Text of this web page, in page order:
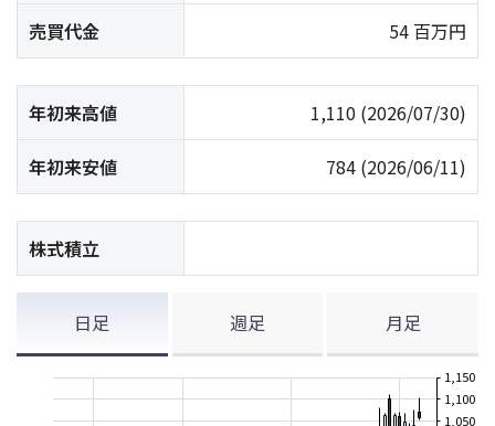
売買代金 54 百万円
年初来高値 1,110 (2026/07/30)
年初来安値 784 (2026/06/11)
株式積立
日足 週足 月足
1,050
1,100
1,150